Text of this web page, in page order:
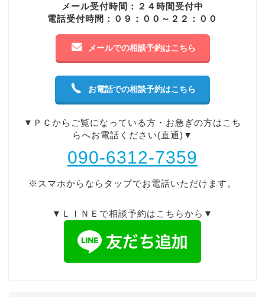
メール受付時間：２４時間受付中
電話受付時間：０９：００～２２：００
メールでの相談予約はこちら
お電話での相談予約はこちら
▼ＰＣからご覧になっている方・お急ぎの方はこち
らへお電話ください(直通)▼
090-6312-7359
※スマホからならタップでお電話いただけます。
▼ＬＩＮＥで相談予約はこちらから▼